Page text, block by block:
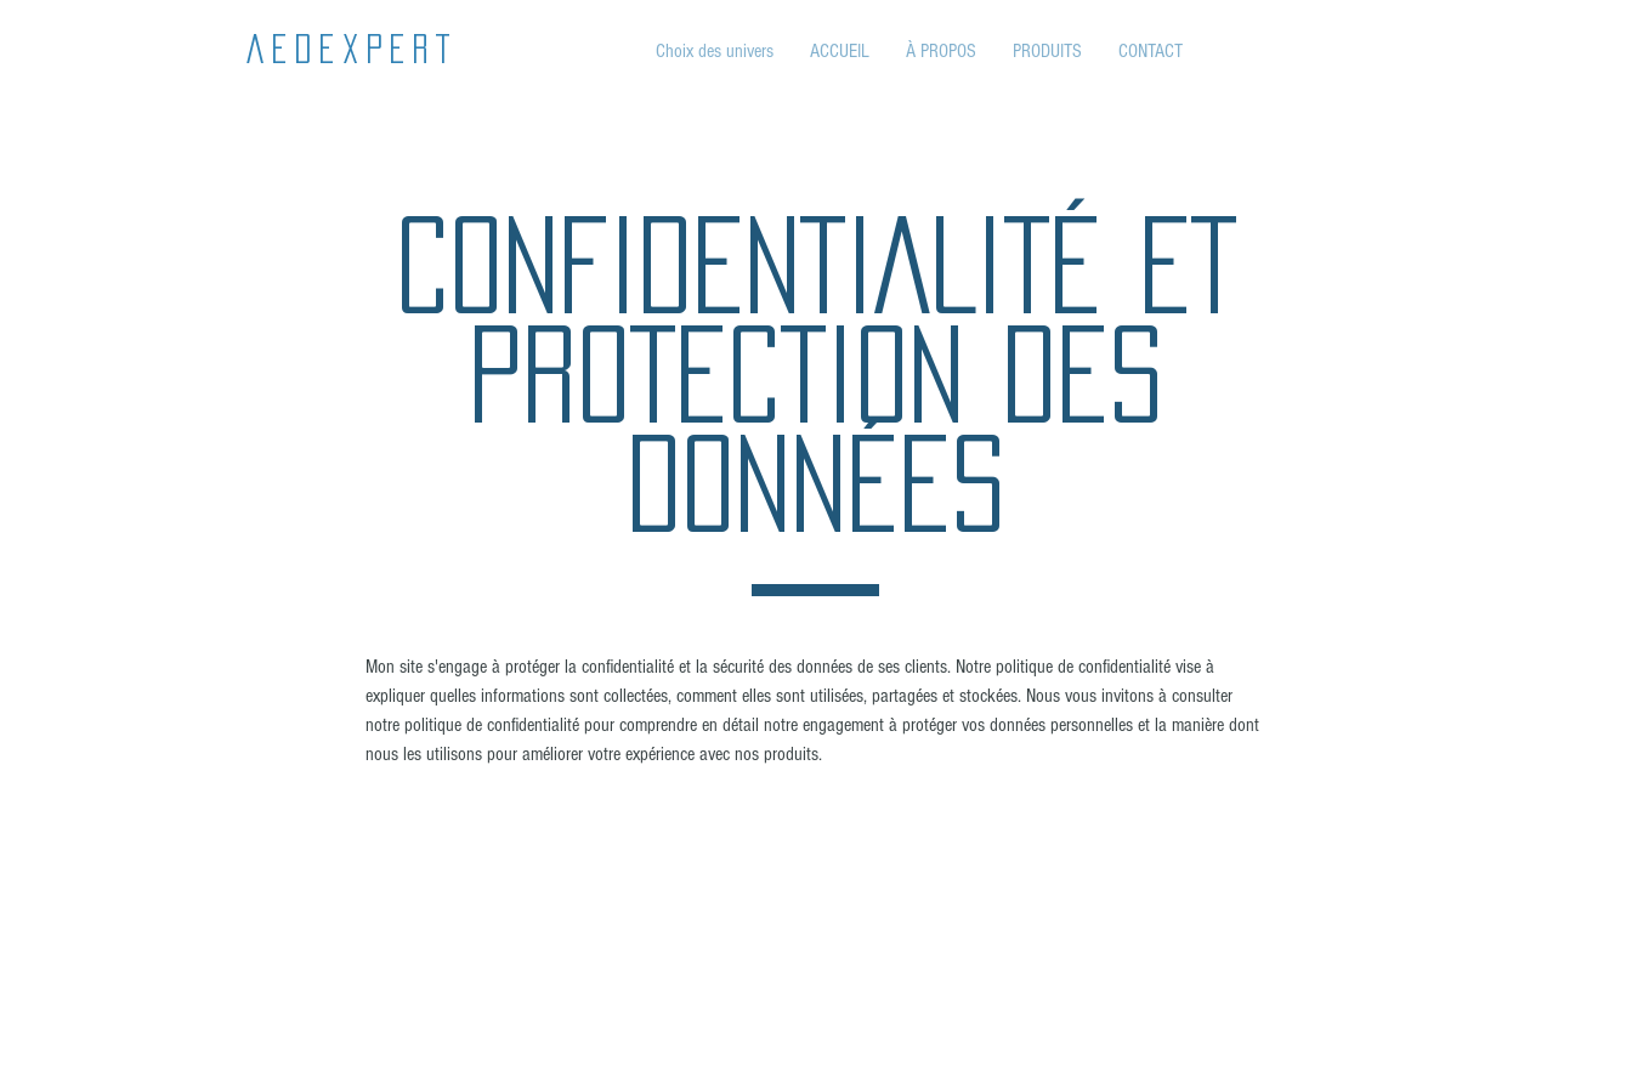
aedexpert Choix des univers ACCUEIL À PROPOS PRODUITS CONTACT
CONFIDENTIALITÉ ET
PROTECTION DES
DONNÉES
Mon site s'engage à protéger la confidentialité et la sécurité des données de ses clients. Notre politique de confidentialité vise à
expliquer quelles informations sont collectées, comment elles sont utilisées, partagées et stockées. Nous vous invitons à consulter
notre politique de confidentialité pour comprendre en détail notre engagement à protéger vos données personnelles et la manière dont
nous les utilisons pour améliorer votre expérience avec nos produits.